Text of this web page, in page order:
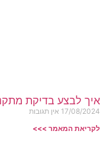
איך לבצע בדיקת
17/08/2024 אין תגובות
לקריאת המאמר >>>